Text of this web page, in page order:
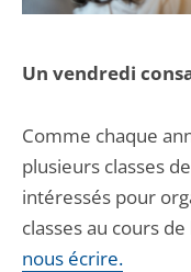
Un vendredi
Comme chaque
plusieurs classes
intéressés pour
classes au cours de
nous écrire.